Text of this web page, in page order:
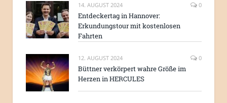
14. AUGUST 2024 0
Entdeckertag in Hannover:
Erkundungstour mit kostenlosen
Fahrten
12. AUGUST 2024 0
Büttner verkörpert wahre Größe im
Herzen in HERCULES